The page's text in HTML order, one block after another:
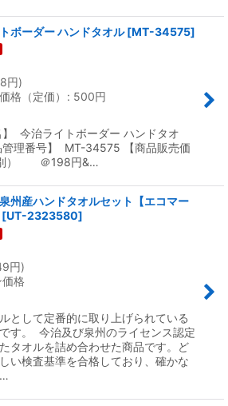
ボーダー ハンドタオル [MT-34575]
円)
格（定価）
: 500円
】 今治ライトボーダー ハンドタオ
管理番号】 MT-34575 【商品販売価
） ＠198円&…
州産ハンドタオルセット【エコマー
[UT-2323580]
円)
格
として定番的に取り上げられている
す。 今治及び泉州のライセンス認定
タオルを詰め合わせた商品です。ど
い検査基準を合格しており、確かな